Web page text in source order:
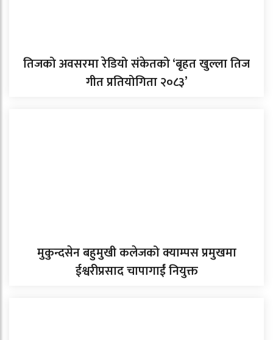
तिजको अवसरमा रेडियो संकेतको ‘बृहत खुल्ला तिज
गीत प्रतियोगिता २०८३’
मुकुन्दसेन बहुमुखी कलेजको क्याम्पस प्रमुखमा
ईश्वरीप्रसाद चापागाईं नियुक्त